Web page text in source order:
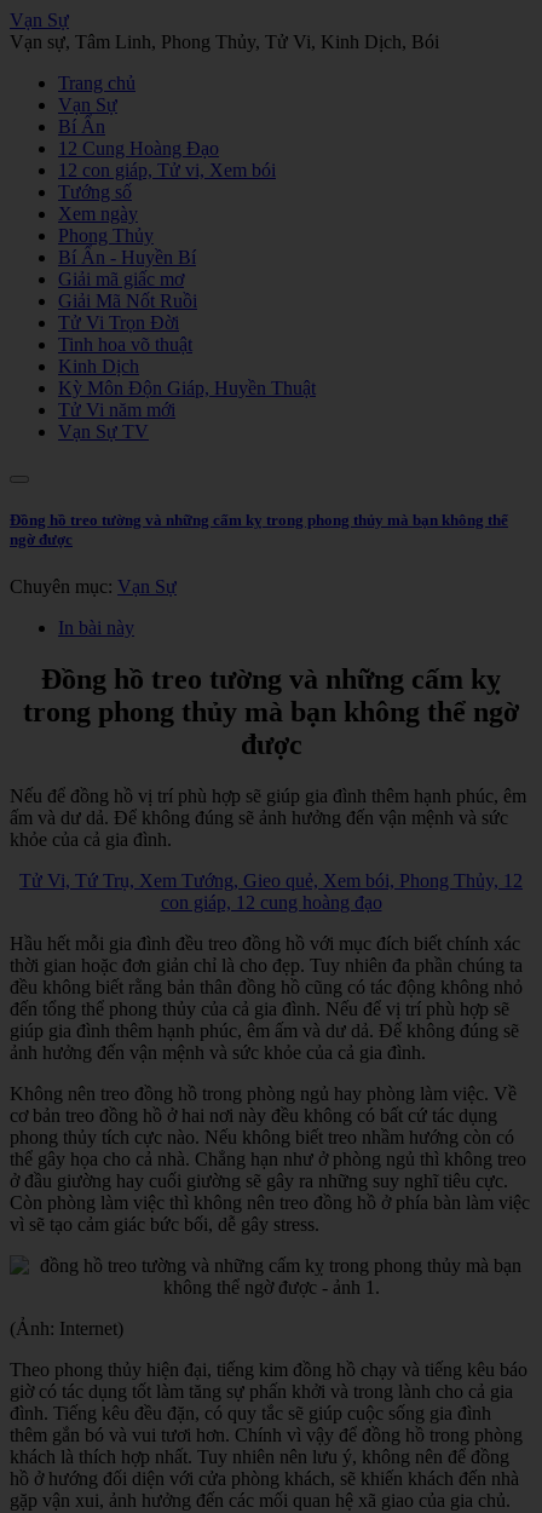
Vạn Sự
Vạn sự, Tâm Linh, Phong Thủy, Tử Vi, Kinh Dịch, Bói
Trang chủ
Vạn Sự
Bí Ẩn
12 Cung Hoàng Đạo
12 con giáp, Tử vi, Xem bói
Tướng số
Xem ngày
Phong Thủy
Bí Ẩn - Huyền Bí
Giải mã giấc mơ
Giải Mã Nốt Ruồi
Tử Vi Trọn Đời
Tinh hoa võ thuật
Kinh Dịch
Kỳ Môn Độn Giáp, Huyền Thuật
Tử Vi năm mới
Vạn Sự TV
Đồng hồ treo tường và những cấm kỵ trong phong thủy mà bạn không thể
ngờ được
Chuyên mục: Vạn Sự
In bài này
Đồng hồ treo tường và những cấm kỵ
trong phong thủy mà bạn không thể ngờ
được
Nếu để đồng hồ vị trí phù hợp sẽ giúp gia đình thêm hạnh phúc, êm
ấm và dư dả. Để không đúng sẽ ảnh hưởng đến vận mệnh và sức
khỏe của cả gia đình.
Tử Vi, Tứ Trụ, Xem Tướng, Gieo quẻ, Xem bói, Phong Thủy, 12
con giáp, 12 cung hoàng đạo
Hầu hết mỗi gia đình đều treo đồng hồ với mục đích biết chính xác
thời gian hoặc đơn giản chỉ là cho đẹp. Tuy nhiên đa phần chúng ta
đều không biết rằng bản thân đồng hồ cũng có tác động không nhỏ
đến tổng thể phong thủy của cả gia đình. Nếu để vị trí phù hợp sẽ
giúp gia đình thêm hạnh phúc, êm ấm và dư dả. Để không đúng sẽ
ảnh hưởng đến vận mệnh và sức khỏe của cả gia đình.
Không nên treo đồng hồ trong phòng ngủ hay phòng làm việc. Về
cơ bản treo đồng hồ ở hai nơi này đều không có bất cứ tác dụng
phong thủy tích cực nào. Nếu không biết treo nhầm hướng còn có
thể gây họa cho cả nhà. Chẳng hạn như ở phòng ngủ thì không treo
ở đầu giường hay cuối giường sẽ gây ra những suy nghĩ tiêu cực.
Còn phòng làm việc thì không nên treo đồng hồ ở phía bàn làm việc
vì sẽ tạo cảm giác bức bối, dễ gây stress.
(Ảnh: Internet)
Theo phong thủy hiện đại, tiếng kim đồng hồ chạy và tiếng kêu báo
giờ có tác dụng tốt làm tăng sự phấn khởi và trong lành cho cả gia
đình. Tiếng kêu đều đặn, có quy tắc sẽ giúp cuộc sống gia đình
thêm gắn bó và vui tươi hơn. Chính vì vậy để đồng hồ trong phòng
khách là thích hợp nhất. Tuy nhiên nên lưu ý, không nên để đồng
hồ ở hướng đối diện với cửa phòng khách, sẽ khiến khách đến nhà
gặp vận xui, ảnh hưởng đến các mối quan hệ xã giao của gia chủ.